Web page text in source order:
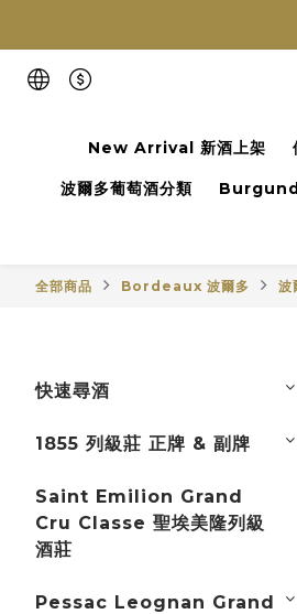
New Arrival 新酒上架
波爾多葡萄酒分類
全部商品 Bordeaux 波爾多
快速尋酒
1855 列級莊 正牌 & 副牌
Saint Emilion Grand
Cru Classe 聖埃美隆列級
酒莊
Pessac Leognan Grand